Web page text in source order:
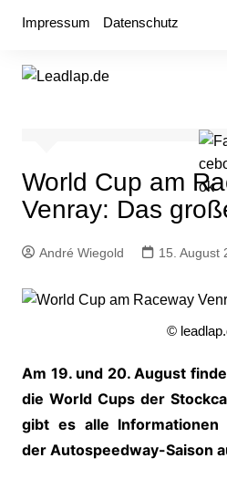
Impressum Datenschutz
World Cup am
Venray: Das
André Wiegold 15. August
©
Am 19. und 20. August
die World Cups der
gibt es alle Informationen
der Autospeedway-Saison